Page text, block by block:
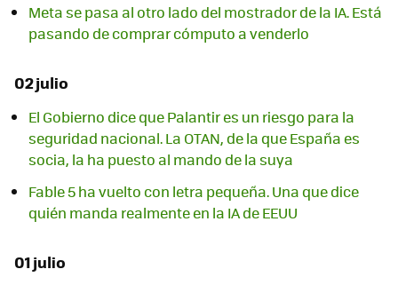
Meta se pasa al otro lado del mostrador de la IA. Está
pasando de comprar cómputo a venderlo
02 julio
El Gobierno dice que Palantir es un riesgo para la
seguridad nacional. La OTAN, de la que España es
socia, la ha puesto al mando de la suya
Fable 5 ha vuelto con letra pequeña. Una que dice
quién manda realmente en la IA de EEUU
01 julio